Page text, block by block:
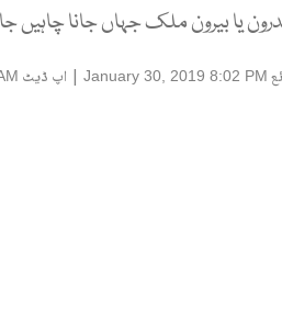
یا بیرون ملک جہاں جانا چاہیں
January 30, 2019 8:02 PM
| اپ ڈیٹ